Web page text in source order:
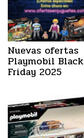
Nuevas ofertas
Playmobil Black
Friday 2025